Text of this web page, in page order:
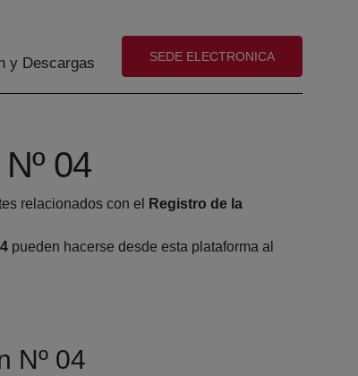
y Descargas (abre en nueva ventana)
SEDE ELECTRONICA
04
relacionados con el
Registro de la
pueden hacerse desde esta plataforma al
Nº 04